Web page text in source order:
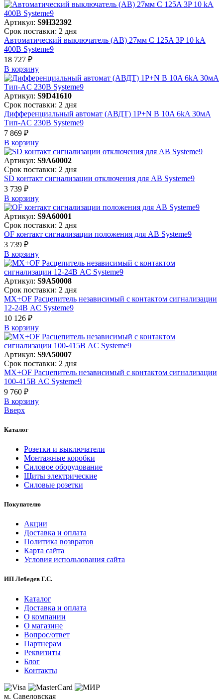
Артикул: S9H32392
Срок поставки: 2 дня
Автоматический выключатель (АВ) 27мм C 125A 3P 10 kA
400В Systeme9
18 727 ₽
В корзинy
Артикул: S9D41610
Срок поставки: 2 дня
Дифференциальный автомат (АВДТ) 1P+N B 10A 6kA 30мА
Тип-AC 230В Systeme9
7 869 ₽
В корзинy
Артикул: S9A60002
Срок поставки: 2 дня
SD контакт сигнализации отключения для АВ Systeme9
3 739 ₽
В корзинy
Артикул: S9A60001
Срок поставки: 2 дня
OF контакт сигнализации положения для АВ Systeme9
3 739 ₽
В корзинy
Артикул: S9A50008
Срок поставки: 2 дня
MX+OF Расцепитель независимый с контактом сигнализации
12-24В AC Systeme9
10 126 ₽
В корзинy
Артикул: S9A50007
Срок поставки: 2 дня
MX+OF Расцепитель независимый с контактом сигнализации
100-415В AC Systeme9
9 760 ₽
В корзинy
Вверх
Каталог
Розетки и выключатели
Монтажные коробки
Силовое оборудование
Щиты электрические
Силовые розетки
Покупателю
Акции
Доставка и оплата
Политика возвратов
Карта сайта
Условия использования сайта
ИП Лебедев Г.С.
Каталог
Доставка и оплата
О компании
О магазине
Вопрос/ответ
Партнерам
Реквизиты
Блог
Контакты
м. Савеловская